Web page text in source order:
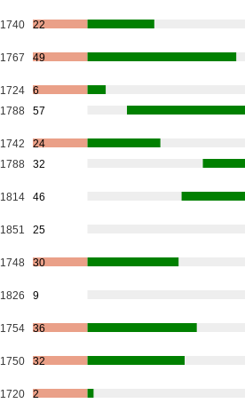
1740 22
1767 49
1724
6
1788 57
1742
24
1788 32
1814 46
1851 25
1748 30
1826 9
1754 36
1750 32
1720 2